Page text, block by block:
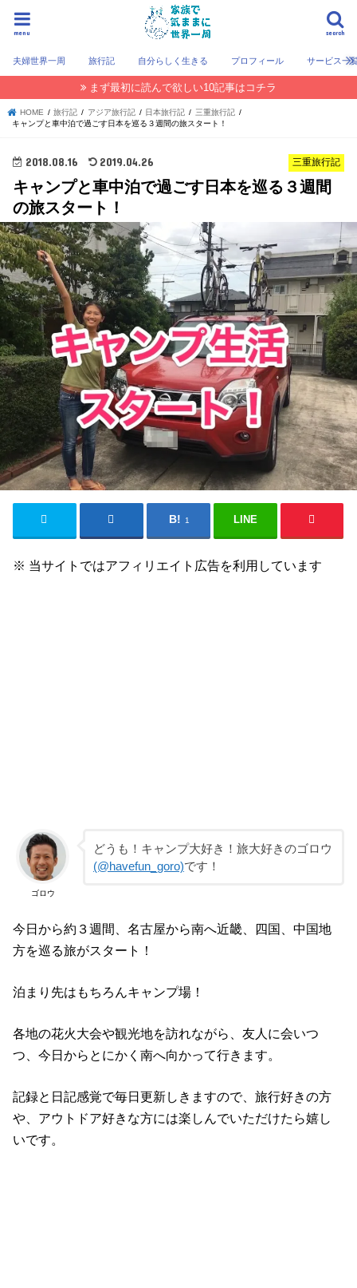
search
menu
夫婦世界一周 旅行記 自分らしく生きる プロフィール サービス一
まず最初に読んで欲しい10記事はコチラ
HOME 旅行記 アジア旅行記 日本旅行記
三重旅行記
キャンプと車中泊で過ごす日本を巡る３週間の旅スタート！
三重旅行記
2018.08.16 2019.04.26
キャンプと車中泊で過ごす日本を巡る３週間
の旅スタート！
1 LINE
※ 当サイトではアフィリエイト広告を利用しています
ゴロウ
どうも！キャンプ大好き！旅大好きのゴロウ
(@havefun_goro)です！
今日から約３週間、名古屋から南へ近畿、四国、中国地
方を巡る旅がスタート！
泊まり先はもちろんキャンプ場！
各地の花火大会や観光地を訪れながら、友人に会いつ
つ、今日からとにかく南へ向かって行きます。
記録と日記感覚で毎日更新しきますので、旅行好きの方
や、アウトドア好きな方には楽しんでいただけたら嬉し
いです。